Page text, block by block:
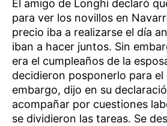
El amigo de Longhi declaró
para ver los novillos en
precio iba a realizarse el día
iban a hacer juntos. Sin
era el cumpleaños de la
decidieron posponerlo para el
embargo, dijo en su
acompañar por cuestiones
se dividieron las tareas. Se